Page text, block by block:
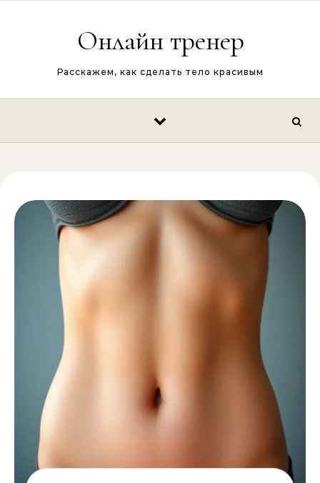
Онлайн тренер
Расскажем, как сделать тело красивым